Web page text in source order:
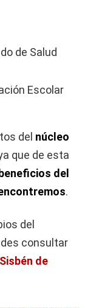
de Salud
Escolar
del núcleo
que de esta
beneficios del
.
del
consultar
de